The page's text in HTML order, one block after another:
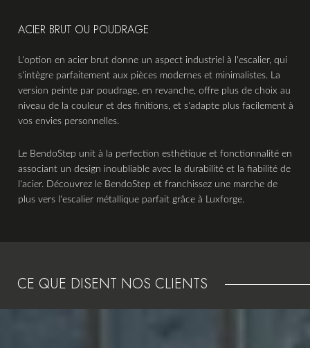
ACIER BRUT OU POUDRAGE
L'option en acier brut donne un aspect industriel à l'escalier, qui
s'intègre parfaitement aux pièces modernes et minimalistes. La
version peinte par poudrage, en revanche, offre plus de choix au
niveau de la couleur et des finitions, et s'adapte plus facilement à
vos envies personnelles.
Le BendoStep unit à la perfection esthétique et fonctionnalité en
associant un design inoubliable avec la durabilité et la fiabilité de
l'acier. Découvrez le BendoStep et franchissez une marche de
plus vers l'escalier métallique parfait grâce à Luxforge.
CE QUE DISENT NOS CLIENTS